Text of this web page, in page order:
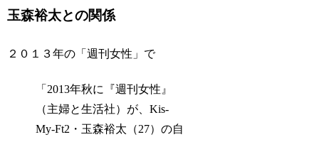
玉森裕太との関係
２０１３年の「週刊女性」で
「2013年秋に『週刊女性』
（主婦と生活社）が、Kis-
My-Ft2・玉森裕太（27）の自